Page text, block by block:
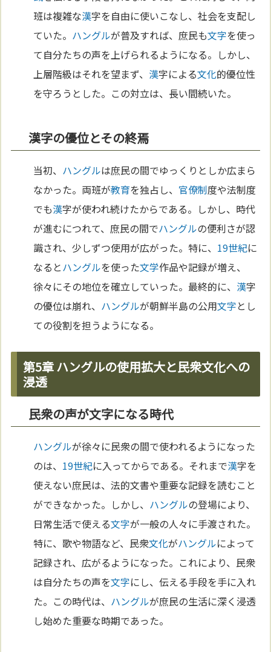
班は複雑な漢字を自由に使いこなし、社会を支配し
ていた。 ハングルが普及すれば、庶民も文字を使っ
て自分たちの声を上げられるようになる。しかし、
上層階級はそれを望まず、 漢字による文化的優位性
を守ろうとした。この対立は、長い間続いた。
漢字の優位とその終焉
当初、 ハングルは庶民の間でゆっくりとしか広まら
なかった。両班が教育を独占し、 官僚制度や法制度
でも漢字が使われ続けたからである。しかし、時代
が進むにつれて、庶民の間でハングルの便利さが認
識され、少しずつ使用が広がった。特に、 19世紀に
なるとハングルを使った文学作品や記録が増え、
徐々にその地位を確立していった。最終的に、 漢字
の優位は崩れ、 ハングルが朝鮮半島の公用文字とし
ての役割を担うようになる。
第5章 ハングルの使用拡大と民衆文化への
浸透
民衆の声が文字になる時代
ハングルが徐々に民衆の間で使われるようになった
のは、 19世紀に入ってからである。それまで漢字を
使えない庶民は、法的文書や重要な記録を読むこと
ができなかった。しかし、 ハングルの登場により、
日常生活で使える文字が一般の人々に手渡された。
特に、歌や物語など、民衆文化がハングルによって
記録され、広がるようになった。これにより、民衆
は自分たちの声を文字にし、伝える手段を手に入れ
た。この時代は、 ハングルが庶民の生活に深く浸透
し始めた重要な時期であった。